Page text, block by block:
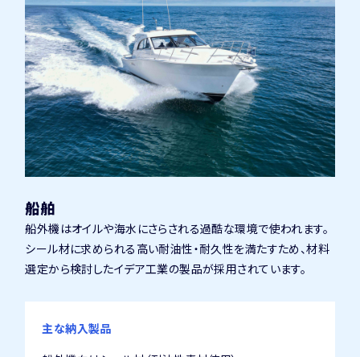
船舶
船外機はオイルや海水にさらされる過酷な環境で使われます。
シール材に求められる高い耐油性・耐久性を満たすため、材料
選定から検討したイデア工業の製品が採用されています。
主な納入製品